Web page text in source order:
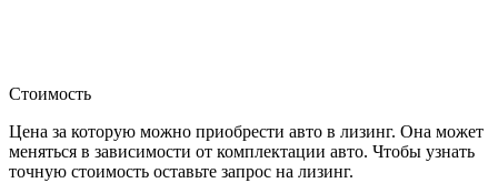
Стоимость
Цена за которую можно приобрести авто в лизинг. Она может
меняться в зависимости от комплектации авто. Чтобы узнать
точную стоимость оставьте запрос на лизинг.